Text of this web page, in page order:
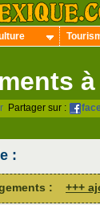
Partager sur :
:
: +++